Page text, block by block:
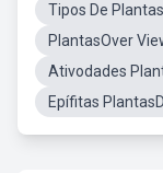
Tipos De
PlantasOver
Ativodades
Epífitas